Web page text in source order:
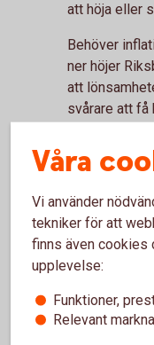
att höja eller
Behöver
ner höjer
att
svårare att få
företagens
åt mer
kvar att
också till att
ekonomin,
På
Våra
Vi använder
tekniker för att
finns även cookies
upplevelse:
Funktioner,
Relevant